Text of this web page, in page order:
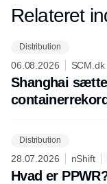
Relateret
Distribution
06.08.2026 SCM.dk
Shanghai
containerrekord
Distribution
28.07.2026 nShift
Hvad er